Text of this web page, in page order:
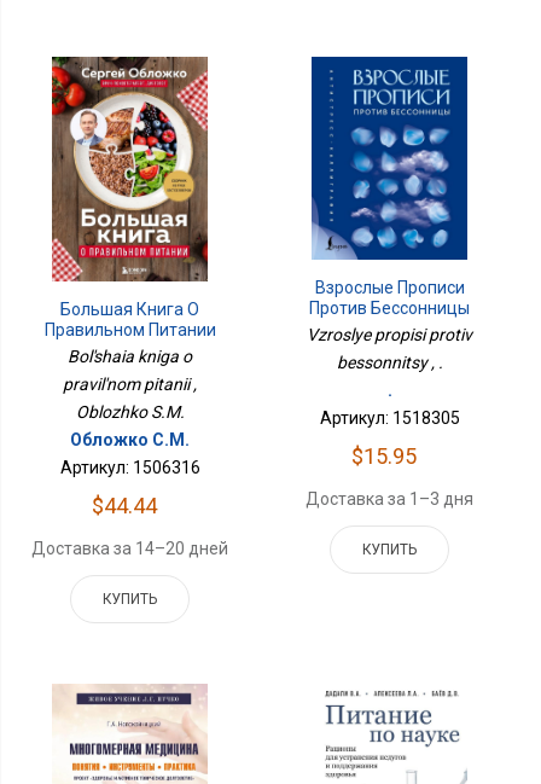
Большая Книга О
Правильном Питании
Bol'shaia kniga o
pravil'nom pitanii ,
Oblozhko S.M.
Обложко С.М.
Артикул: 1506316
$44.44
Доставка за 14–20 дней
КУПИТЬ
Взрослые Прописи
Против Бессонницы
Vzroslye propisi protiv
bessonnitsy , .
.
Артикул: 1518305
$15.95
Доставка за 1–3 дня
КУПИТЬ